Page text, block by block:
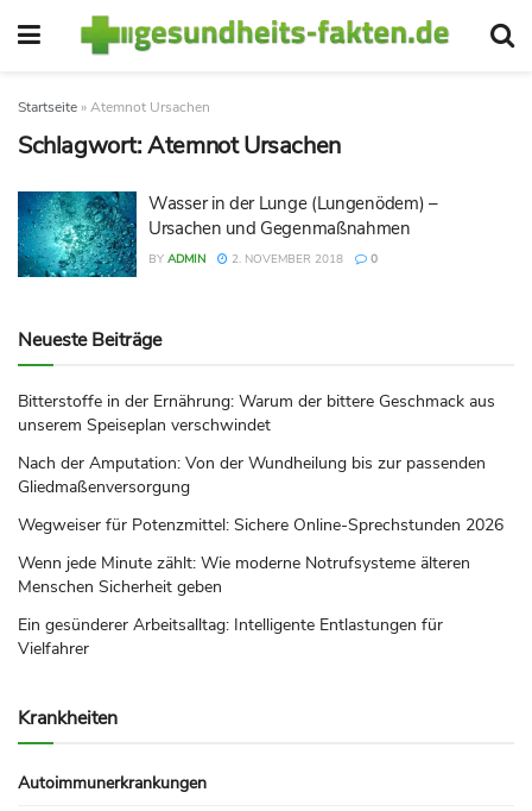
Startseite »Atemnot Ursachen
Schlagwort:Atemnot Ursachen
Wasser in der Lunge (Lungenödem) –
Ursachen und Gegenmaßnahmen
BY ADMIN 2. NOVEMBER 2018 0
Neueste Beiträge
Bitterstoffe in der Ernährung: Warum der bittere Geschmack aus
unserem Speiseplan verschwindet
Nach der Amputation: Von der Wundheilung bis zur passenden
Gliedmaßenversorgung
Wegweiser für Potenzmittel: Sichere Online-Sprechstunden 2026
Wenn jede Minute zählt: Wie moderne Notrufsysteme älteren
Menschen Sicherheit geben
Ein gesünderer Arbeitsalltag: Intelligente Entlastungen für
Vielfahrer
Krankheiten
Autoimmunerkrankungen